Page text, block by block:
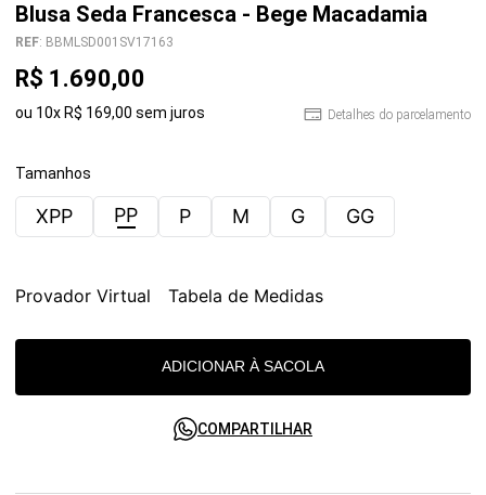
Blusa Seda Francesca - Bege Macadamia
REF: BBMLSD001SV17163
R$ 1 .690,00
ou 10x R$ 169,00 sem juros Detalhes do parcelamento
Tamanhos
XPP PP P M G GG
Provador Virtual Tabela de Medidas
ADICIONAR À SACOLA
COMPARTILHAR